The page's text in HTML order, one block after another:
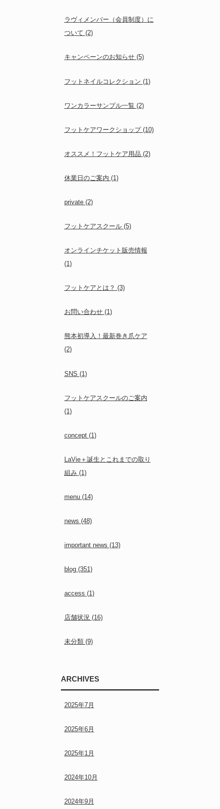
ラヴィメンバー（会員制度）に
ついて (2)
キャンペーンのお知らせ (5)
フットネイルコレクション (1)
ワンカラーサンプル一覧 (2)
フットケアワークショップ (10)
オススメ！フットケア用品 (2)
休業日のご案内 (1)
private (2)
フットケアスクール (5)
オンラインチケット販売情報
(1)
フットケアとは？ (3)
お問い合わせ (1)
熊本初導入！最新巻き爪ケア
(2)
SNS (1)
フットケアスクールのご案内
(1)
concept (1)
LaVie＋誕生とこれまでの取り
組み (1)
menu (14)
news (48)
important news (13)
blog (351)
access (1)
店舗状況 (16)
未分類 (9)
ARCHIVES
2025年7月
2025年6月
2025年1月
2024年10月
2024年9月